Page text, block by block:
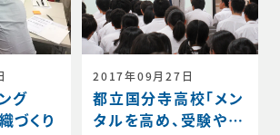
ル2～3
。かな
が、そ
の逆境
にでき
いろと
育成」です。キーワードと
して、生徒さんの「人間力
育成」「ライフスキル」「目
標設定」などについてお
話しながら、ワークショッ
プを交えた内容を実施し
グ
づくり
2017年09月27日
都立国分寺高校「メン
タルを高め、受験や試